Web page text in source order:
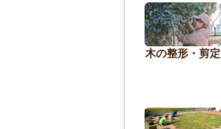
木の整形・剪定